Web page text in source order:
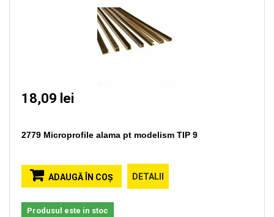
18,09 lei
2779 Microprofile alama pt modelism TIP 9
ADAUGĂ ÎN COŞ DETALII
Produsul este in stoc